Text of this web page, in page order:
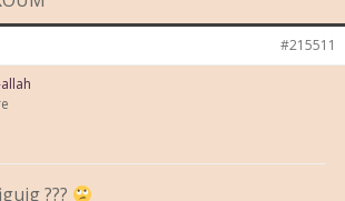
#215511
???